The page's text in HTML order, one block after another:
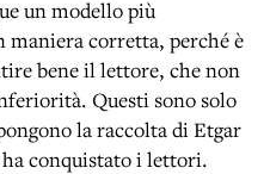
un modello più
maniera corretta, perché è
bene il lettore, che non
Questi sono solo
la raccolta di Etgar
conquistato i lettori.